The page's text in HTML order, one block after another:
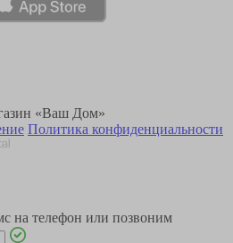
«Ваш Дом»
Политика конфиденциальности
на телефон или позвоним